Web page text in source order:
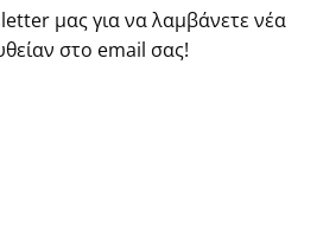
μας για να λαμβάνετε νέα
στο email σας!